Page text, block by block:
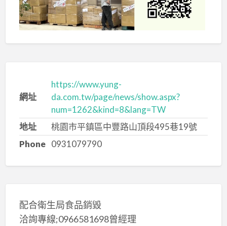
網址
https://www.yung-
da.com.tw/page/news/show.aspx?
num=1262&kind=8&lang=TW
地址
桃園市平鎮區中豐路山頂段495巷19號
Phone 0931079790
配合衛生局食品銷毀
洽詢專線;0966581698曾經理